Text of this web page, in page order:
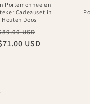
Portemonnee en
Cadeauset in
Houten Doos
USD
USD